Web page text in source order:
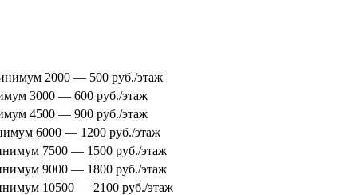
2000 — 500 руб./этаж
3000 — 600 руб./этаж
4500 — 900 руб./этаж
6000 — 1200 руб./этаж
7500 — 1500 руб./этаж
9000 — 1800 руб./этаж
10500 — 2100 руб./этаж